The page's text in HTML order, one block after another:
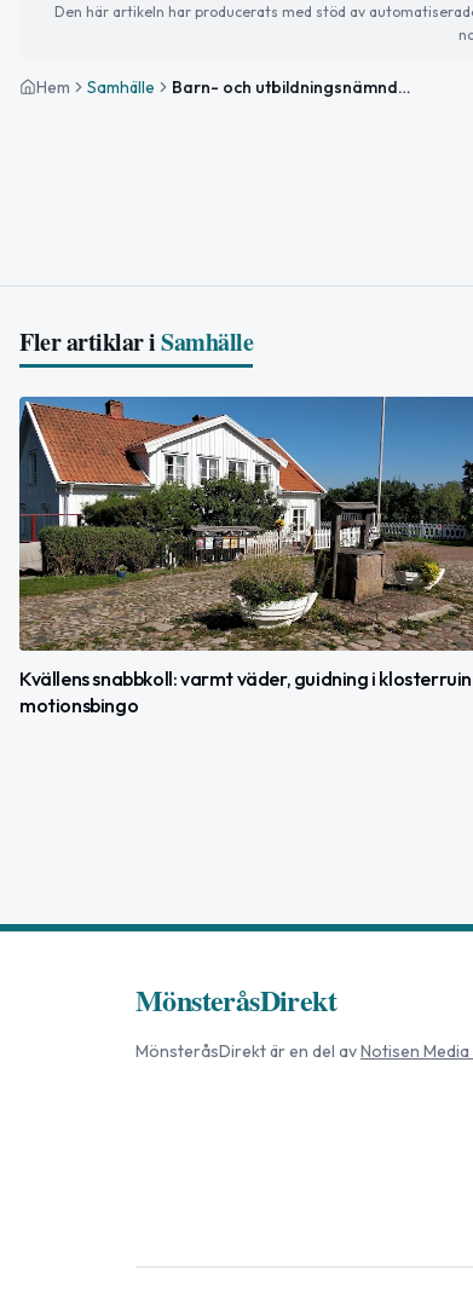
Den här artikeln har producerats med stöd av
Hem Samhälle Barn- och utbildningsnämnden tar upp film om läraryrket
Fler artiklar iSamhälle
Kvällens snabbkoll: varmt väder, guidning i
motionsbingo
MönsteråsDirekt
MönsteråsDirektär en del avNotisen Media